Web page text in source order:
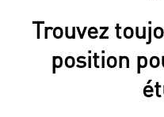
Trouvez
position